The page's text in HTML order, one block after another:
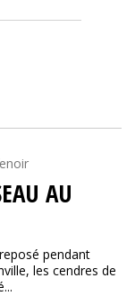
AU
pendant
les cendres de